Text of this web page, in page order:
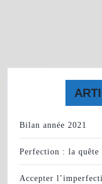
Bilan année 2021
Perfection : la quête
Accepter